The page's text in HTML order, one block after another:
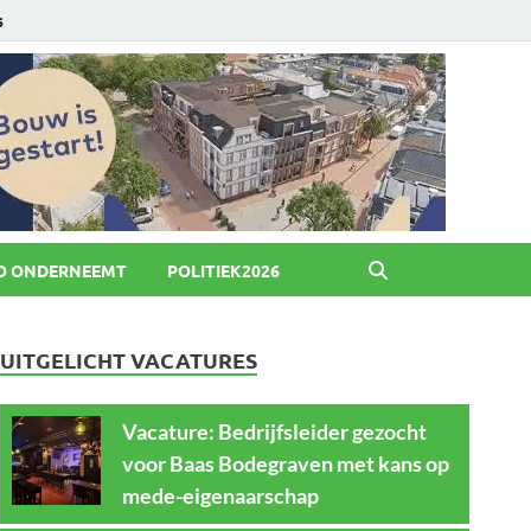
ONDERNEEMT POLITIEK2026
UITGELICHT VACATURES
Vacature: Bedrijfsleider gezocht
voor Baas Bodegraven met kans op
mede-eigenaarschap